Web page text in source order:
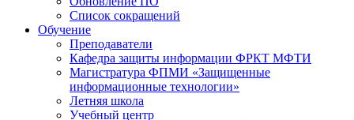
Список сокращений
Обучение
Преподаватели
Кафедра защиты информации ФРКТ МФТИ
Магистратура ФПМИ «Защищенные
информационные технологии»
Летняя школа
Учебный центр